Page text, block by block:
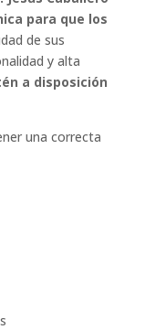
para que los
de sus
y alta
a disposición
una correcta